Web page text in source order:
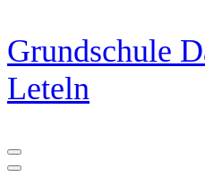
Zum
Inhalt
springen
(Eingabetaste
drücken)
Grundschule
Leteln